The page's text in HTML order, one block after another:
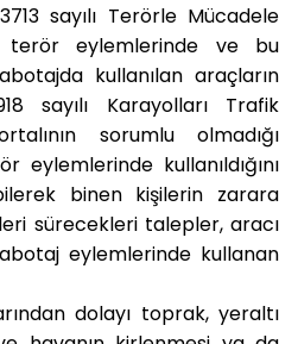
sayılı Terörle Mücadele
terör eylemlerinde ve bu
kullanılan araçların
sayılı Karayolları Trafik
sorumlu olmadığı
eylemlerinde kullanıldığını
binen kişilerin zarara
sürecekleri talepler, aracı
eylemlerinde kullanan
dolayı toprak, yeraltı